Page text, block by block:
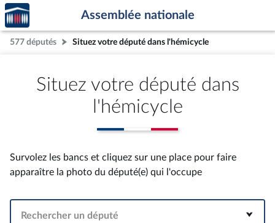
Aller au contenu
Aller en bas de la page
Accèder
à la
page
d'accueil
Assemblée nationale
577 députés Situez votre député dans l'hémicycle
Situez votre député dans
l'hémicycle
Survolez les bancs et cliquez sur une place pour faire
apparaître la photo du député(e) qui l'occupe
Rechercher un député